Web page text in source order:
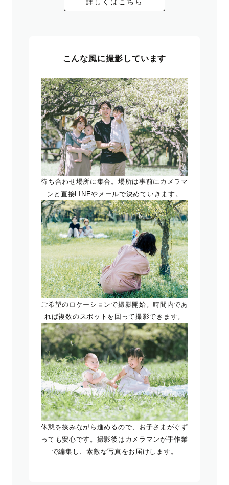
こんな風に撮影しています
待ち合わせ場所に集合。場所は事前にカメラマ
ンと直接LINEやメールで決めていきます。
ご希望のロケーションで撮影開始。時間内であ
れば複数のスポットを回って撮影できます。
休憩を挟みながら進めるので、お子さまがぐず
っても安心です。撮影後はカメラマンが手作業
で編集し、素敵な写真をお届けします。